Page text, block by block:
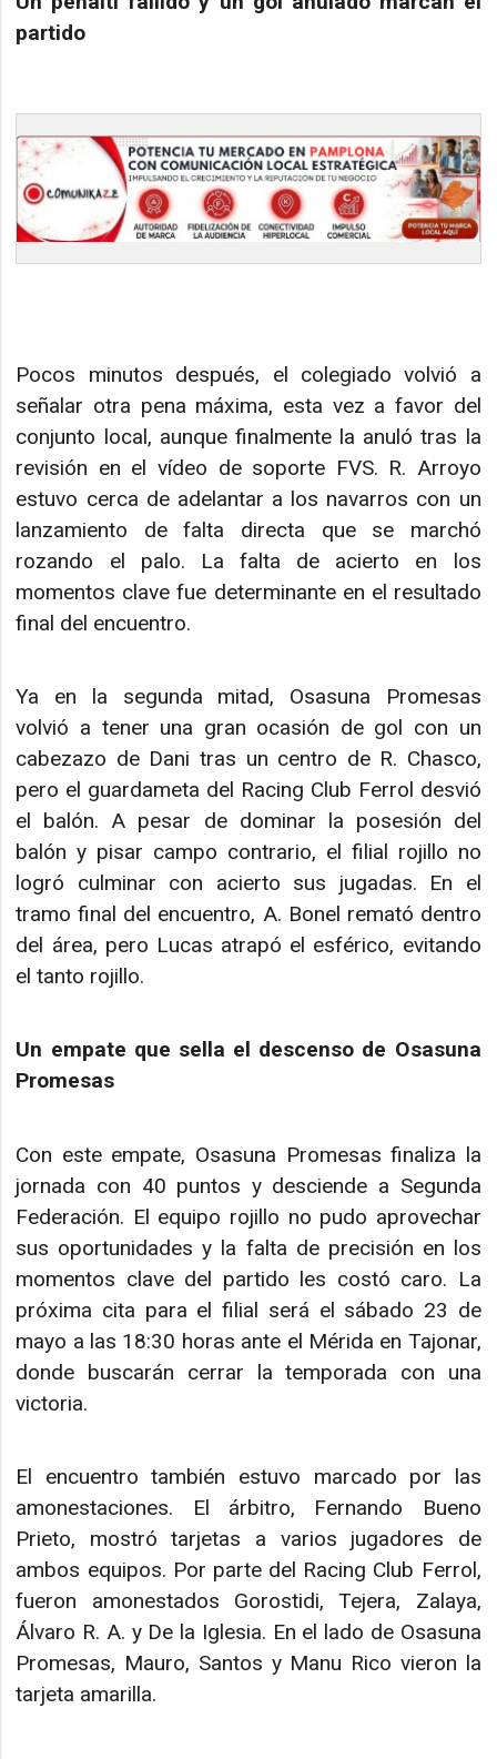
partido
Pocos minutos después, el colegiado volvió a
señalar otra pena máxima, esta vez a favor del
conjunto local, aunque finalmente la anuló tras la
revisión en el vídeo de soporte FVS. R. Arroyo
estuvo cerca de adelantar a los navarros con un
lanzamiento de falta directa que se marchó
rozando el palo. La falta de acierto en los
momentos clave fue determinante en el resultado
final del encuentro.
Ya en la segunda mitad, Osasuna Promesas
volvió a tener una gran ocasión de gol con un
cabezazo de Dani tras un centro de R. Chasco,
pero el guardameta del Racing Club Ferrol desvió
el balón. A pesar de dominar la posesión del
balón y pisar campo contrario, el filial rojillo no
logró culminar con acierto sus jugadas. En el
tramo final del encuentro, A. Bonel remató dentro
del área, pero Lucas atrapó el esférico, evitando
el tanto rojillo.
Un empate que sella el descenso de Osasuna
Promesas
Con este empate, Osasuna Promesas finaliza la
jornada con 40 puntos y desciende a Segunda
Federación. El equipo rojillo no pudo aprovechar
sus oportunidades y la falta de precisión en los
momentos clave del partido les costó caro. La
próxima cita para el filial será el sábado 23 de
mayo a las 18:30 horas ante el Mérida en Tajonar,
donde buscarán cerrar la temporada con una
victoria.
El encuentro también estuvo marcado por las
amonestaciones. El árbitro, Fernando Bueno
Prieto, mostró tarjetas a varios jugadores de
ambos equipos. Por parte del Racing Club Ferrol,
fueron amonestados Gorostidi, Tejera, Zalaya,
Álvaro R. A. y De la Iglesia. En el lado de Osasuna
Promesas, Mauro, Santos y Manu Rico vieron la
tarjeta amarilla.